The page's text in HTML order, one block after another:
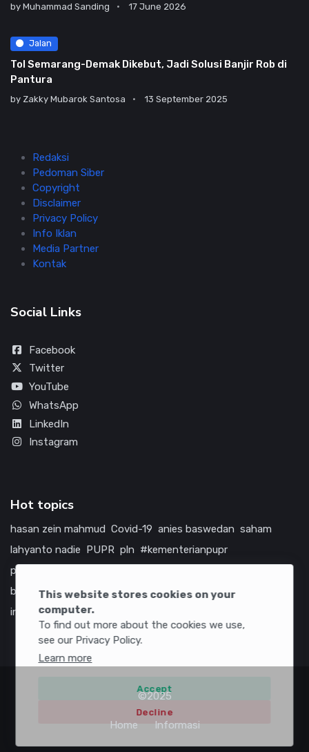
This website stores cookies on your
computer.
To find out more about the cookies we use,
see our Privacy Policy.
Learn more
Accept
Decline
by Muhammad Sanding 17 June 2026
Jalan
Tol Semarang-Demak Dikebut, Jadi Solusi Banjir Rob di
Pantura
by Zakky Mubarok Santosa 13 September 2025
Redaksi
Pedoman Siber
Copyright
Disclaimer
Privacy Policy
Info Iklan
Media Partner
Kontak
Social Links
Facebook
Twitter
YouTube
WhatsApp
LinkedIn
Instagram
Hot topics
hasan zein mahmud Covid-19 anies baswedan saham
lahyanto nadie PUPR pln #kementerianpupr
prabowo subianto
bumn
jasa marga jtts tol china amerika serikat
infrastruktur
©2025
Home Informasi